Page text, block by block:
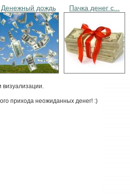
Денежный дождь Пачка денег с...
прихода неожиданных денег! :)